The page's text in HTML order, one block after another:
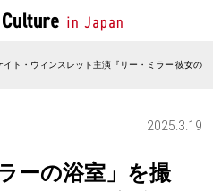
ト・ウィンスレット主演『リー・ミラー 彼女の
2025.3.19
ーの浴室」を撮